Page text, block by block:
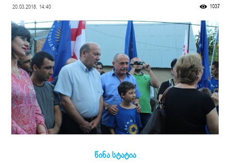
20.03.2018. 14:40 1037
წინა სტატია